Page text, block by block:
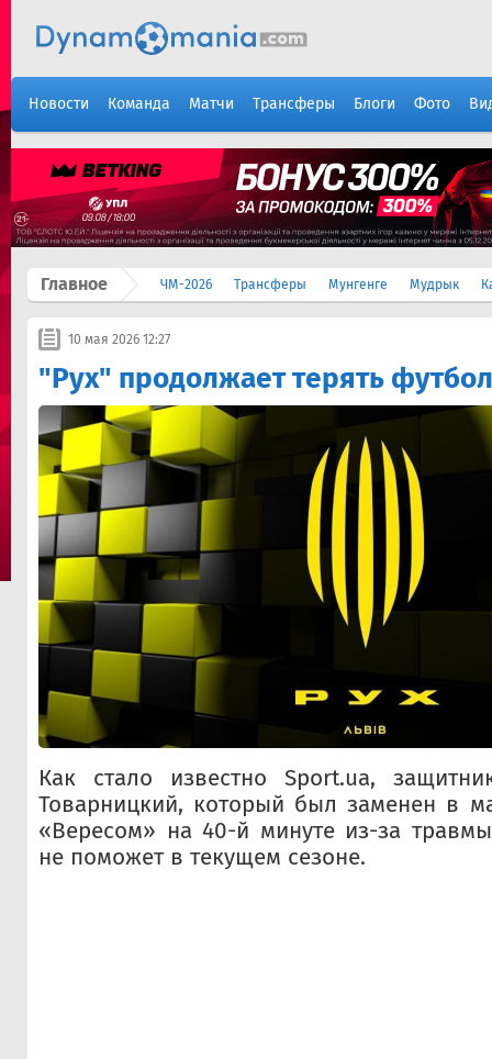
Новости Команда Матчи Трансферы Блоги Фото
Главное ЧМ-2026 Трансферы Мунгенге Мудрык
10 мая 2026 12:27
"Рух" продолжает терять
Как стало известно Sport.ua,
Товарницкий, который был заменен в
«Вересом» на 40-й минуте из-за
не поможет в текущем сезоне.